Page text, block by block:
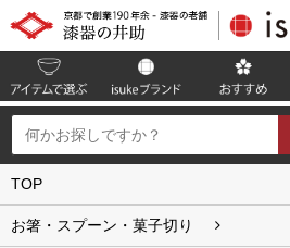
TOP
お箸・スプーン・菓子切り